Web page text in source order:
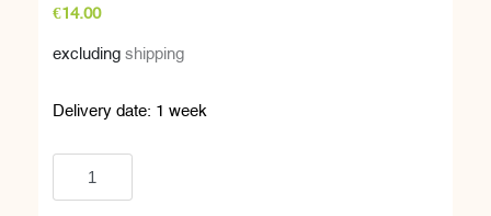
€14.00
excluding shipping
Delivery date: 1 week